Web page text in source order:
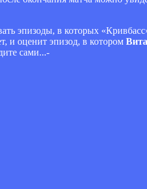
эпизоды, в которых
и оценит эпизод, в котором
сами...-